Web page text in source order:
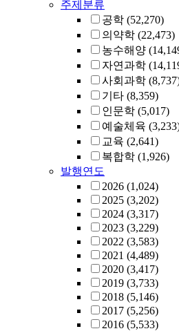
주제분류
공학 (52,270)
의약학 (22,473)
농수해양
자연과학
사회과학
기타 (8,359)
인문학 (5,017)
예술체육
교육 (2,641)
복합학 (1,926)
발행연도
2026 (1,024)
2025 (3,202)
2024 (3,317)
2023 (3,229)
2022 (3,583)
2021 (4,489)
2020 (3,417)
2019 (3,733)
2018 (5,146)
2017 (5,256)
2016 (5,533)